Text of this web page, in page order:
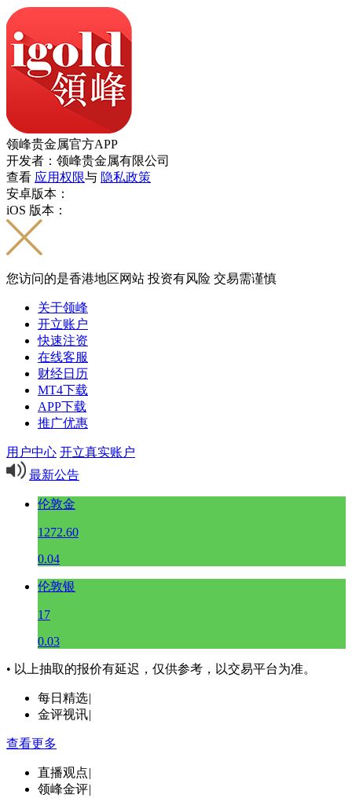
领峰贵金属官方APP
开发者：领峰贵金属有限公司
查看 应用权限与 隐私政策
安卓版本：
iOS 版本：
您访问的是香港地区网站 投资有风险 交易需谨慎
关于领峰
开立账户
快速注资
在线客服
财经日历
MT4下载
APP下载
推广优惠
用户中心 开立真实账户
最新公告
伦敦金
1272.60
0.04
伦敦银
17
0.03
• 以上抽取的报价有延迟，仅供参考，以交易平台为准。
每日精选|
金评视讯|
查看更多
直播观点|
领峰金评|